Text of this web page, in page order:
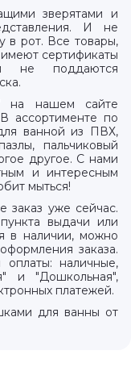
зверятами и
И не
в рот. Все товары,
сертификаты
не поддаются
на нашем сайте
ассортименте по
ванной из ПВХ,
пальчиковый
другое. С нами
и интересным
мыться!
заказ уже сейчас.
выдачи или
в наличии, можно
заказа.
наличные,
и "Дошкольная",
платежей.
для ванны от